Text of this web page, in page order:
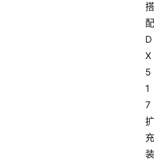
搭
配
D
X
5
1
7
扩
充
装